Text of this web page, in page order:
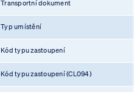
Transportní dokument
Typ umístění
Kód typu zastoupení
Kód typu zastoupení (CL094)